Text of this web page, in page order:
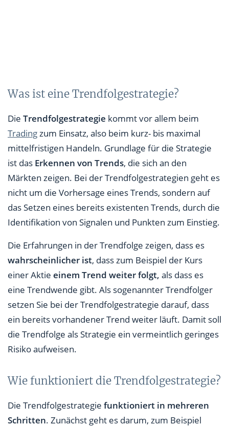
Was ist eine Trendfolgestrategie?
Die Trendfolgestrategie kommt vor allem beim
Tradingzum Einsatz, also beim kurz- bis maximal
mittelfristigen Handeln. Grundlage für die Strategie
ist das Erkennen von Trends, die sich an den
Märkten zeigen. Bei der Trendfolgestrategien geht es
nicht um die Vorhersage eines Trends, sondern auf
das Setzen eines bereits existenten Trends, durch die
Identifikation von Signalen und Punkten zum Einstieg.
Die Erfahrungen in der Trendfolge zeigen, dass es
wahrscheinlicher ist, dass zum Beispiel der Kurs
einer Aktie einem Trend weiter folgt, als dass es
eine Trendwende gibt. Als sogenannter Trendfolger
setzen Sie bei der Trendfolgestrategie darauf, dass
ein bereits vorhandener Trend weiter läuft. Damit soll
die Trendfolge als Strategie ein vermeintlich geringes
Risiko aufweisen.
Wie funktioniert die Trendfolgestrategie?
Die Trendfolgestrategie funktioniert in mehreren
Schritten. Zunächst geht es darum, zum Beispiel